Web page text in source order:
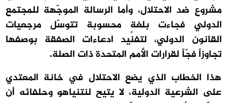
مشروع ضد الاحتلال، وأما الرسالة الموجّهة للمجتمع
الدولي فجاءت بلغةٍ محسوبة تتوسّل مرجعيات
القانون الدولي، لتفنيد ادعاءات الصفقة بوصفها
تجاوزاً فجّاً لقرارات الأمم المتحدة ذات الصلة.
هذا الخطاب الذي يضع الاحتلال في خانة المعتدي
على الشرعية الدولية، لا يتيح لنتنياهو وحلفائه أن